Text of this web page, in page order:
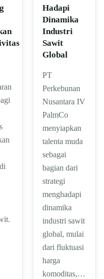
Hadapi
Dinamika
Industri
Sawit
Global
PT
Perkebunan
Nusantara IV
PalmCo
menyiapkan
talenta muda
sebagai
bagian dari
strategi
menghadapi
dinamika
industri sawit
global, mulai
dari fluktuasi
harga
komoditas,…